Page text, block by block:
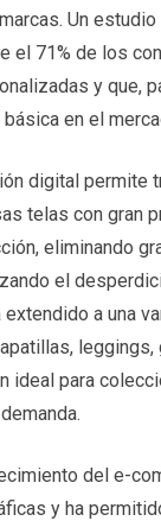
Un
el 71% de los
y que,
en el
digital permite
telas con gran
eliminando
el
a una
ideal para
del e-
y ha